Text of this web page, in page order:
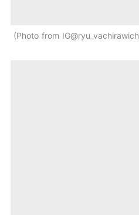
Photo from IG@ryu_vachirawich